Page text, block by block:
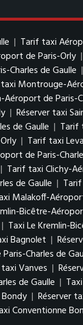
| Tarif taxi
de Paris-Orly |
Charles de Gaulle |
taxi Montrouge-
de Paris-
| Réserver taxi
de Gaulle | Tarif
| Tarif taxi
de Paris-
| Tarif taxi Clichy-
de Gaulle |
Malakoff-
Bicêtre-
| Taxi Le Kremlin-
Bagnolet |
Charles de
Vanves |
de Gaulle |
| Réserver
Conventionne